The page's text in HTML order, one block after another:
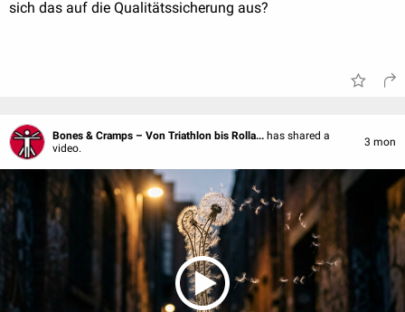
sich das auf die Qualitätssicherung aus?
Bones & Cramps – Von Triathlon bis Rolla... has shared a
video.
3 mon